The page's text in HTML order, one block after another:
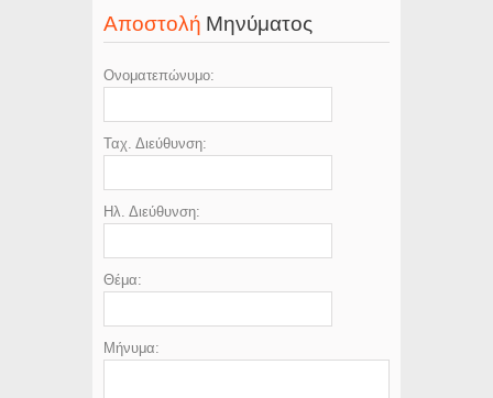
Αποστολή Μηνύματος
Ονοματεπώνυμο:
Ταχ. Διεύθυνση:
Ηλ. Διεύθυνση:
Θέμα:
Μήνυμα: